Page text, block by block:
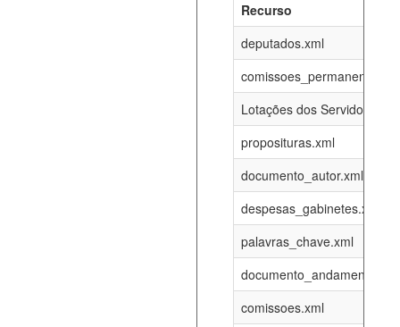
Recurso
deputados.xml
Lotações dos Servidores
proposituras.xml
documento_autor.xml
despesas_gabinetes.xml
palavras_chave.xml
documento_andamento.xml
comissoes.xml
documento_andamento_atual.xml
08-08-
funcionarios_lotacoes.xml
funcionarios_cargos.xml 12-05-
08-08-